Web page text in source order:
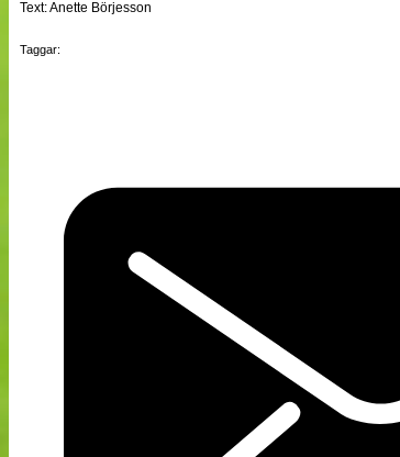
Cuper
Text: Anette Börjesson
Taggar: